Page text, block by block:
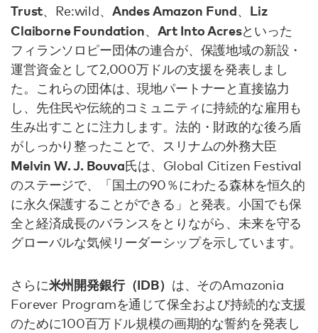
Trust、Re:wild、 Andes Amazon Fund、 Liz
Claiborne Foundation、 Art Into Acresといった
フィランソロピー団体の連合が、保護地域の新設・
運営資金として2,000万ドルの支援を発表しまし
た。これらの団体は、現地パートナーと直接協力
し、先住民や伝統的コミュニティに持続的な雇用も
生み出すことに注力します。法的・財政的な後ろ盾
がしっかり整ったことで、スリナムの外務大臣
Melvin W. J. Bouva氏は、Global Citizen Festival
のステージで、「国土の90％にわたる森林を恒久的
に永久保護することができる」と発表。小国でも保
全と経済成長のバランスをとりながら、未来を守る
グローバルな気候リーダーシップを示しています。
さらに米州開発銀行（IDB） は、そのAmazonia
Forever Programを通じて保全および持続的な支援
のために100百万ドル規模の画期的な誓約を発表し